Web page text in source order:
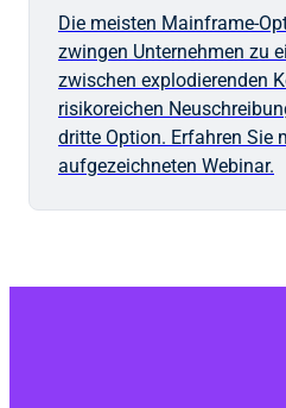
Die meisten Mainframe-
zwingen Unternehmen zu
zwischen explodierenden
risikoreichen
dritte Option. Erfahren Sie
aufgezeichneten Webinar.